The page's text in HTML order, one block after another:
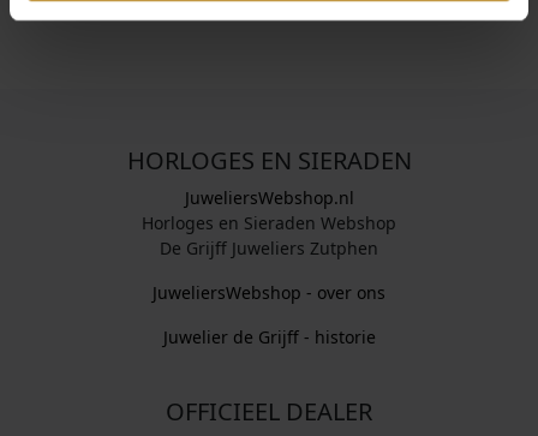
HORLOGES EN SIERADEN
JuweliersWebshop.nl
Horloges en Sieraden Webshop
De Grijff Juweliers Zutphen
JuweliersWebshop - over ons
Juwelier de Grijff - historie
OFFICIEEL DEALER